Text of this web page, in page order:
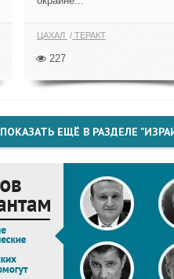
ЦАХАЛ ТЕРАКТ
227
ПОКАЗАТЬ ЕЩЁ В РАЗДЕЛЕ